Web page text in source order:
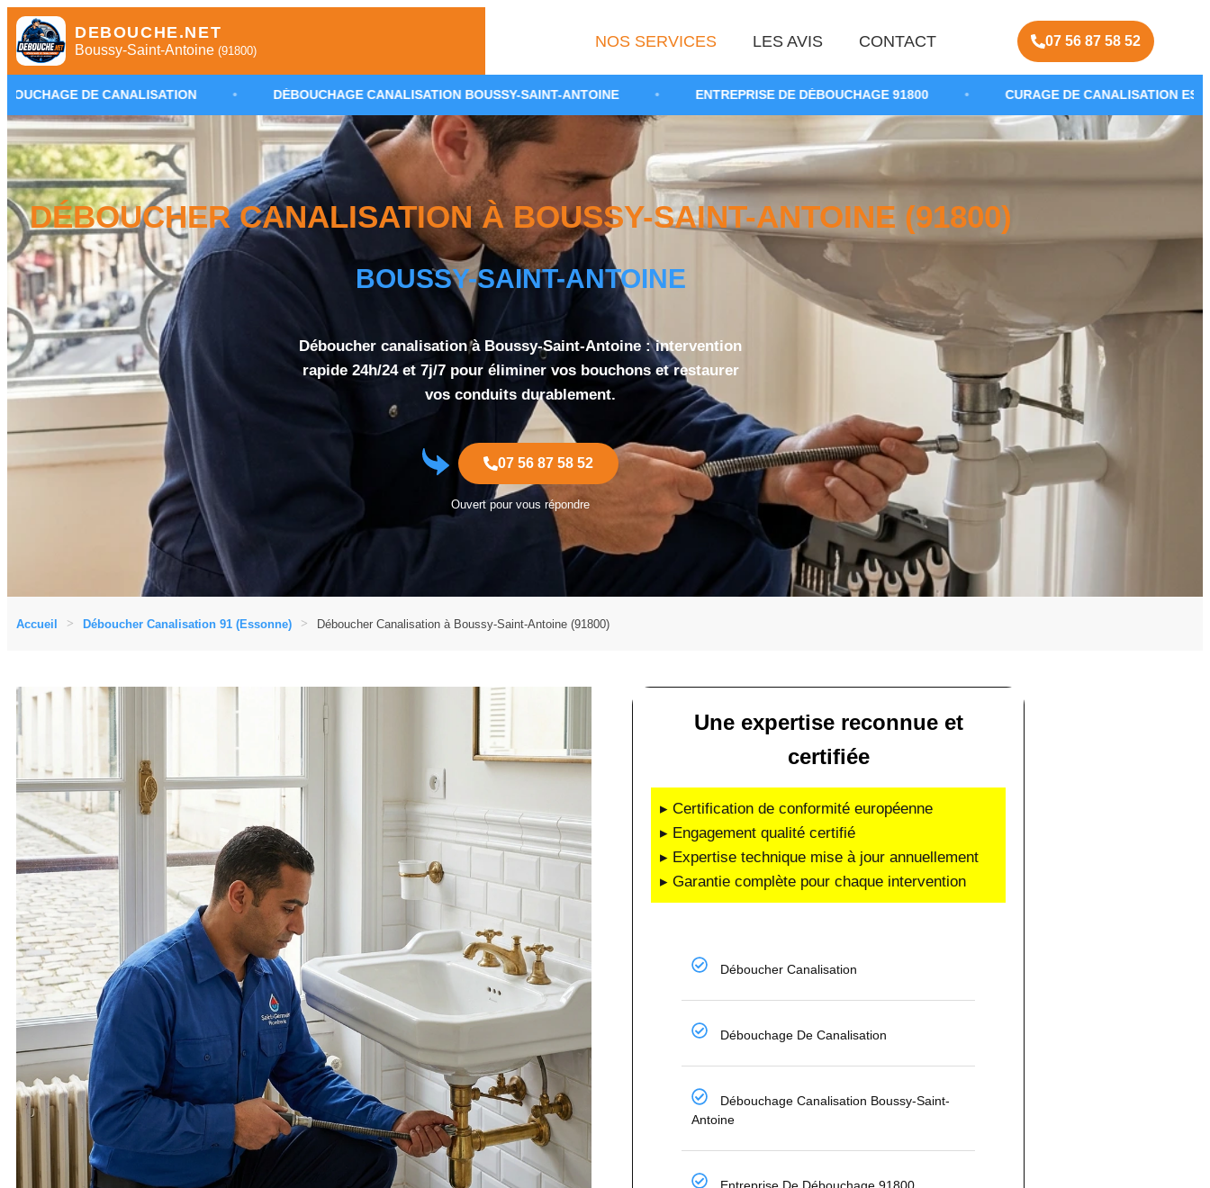
DEBOUCHE.NET
Boussy-Saint-Antoine (91800)
NOS SERVICES LES AVIS CONTACT 07 56 87 58 52
• DÉBOUCHAGE CANALISATION BOUSSY-SAINT-ANTOINE • ENTREPRISE DE DÉBOUCHAGE 91800 • CURAGE DE CANALISATION ESSONNE •
DÉBOUCHER CANALISATION À BOUSSY-SAINT-ANTOINE (91800)
BOUSSY-SAINT-ANTOINE
Déboucher canalisation à Boussy-Saint-Antoine : intervention
rapide 24h/24 et 7j/7 pour éliminer vos bouchons et restaurer
vos conduits durablement.
07 56 87 58 52
Ouvert pour vous répondre
Accueil Déboucher Canalisation 91 (Essonne) Déboucher Canalisation à Boussy-Saint-Antoine (91800)
Une expertise reconnue et
certifiée
▸ Certification de conformité européenne
▸ Engagement qualité certifié
▸ Expertise technique mise à jour annuellement
▸ Garantie complète pour chaque intervention
Déboucher Canalisation
Débouchage De Canalisation
Débouchage Canalisation Boussy-Saint-
Antoine
Entreprise De Débouchage 91800